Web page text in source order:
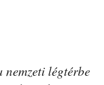
légtérbe